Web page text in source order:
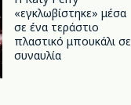
«εγκλωβίστηκε» μέσα
σε ένα τεράστιο
πλαστικό μπουκάλι σε
συναυλία